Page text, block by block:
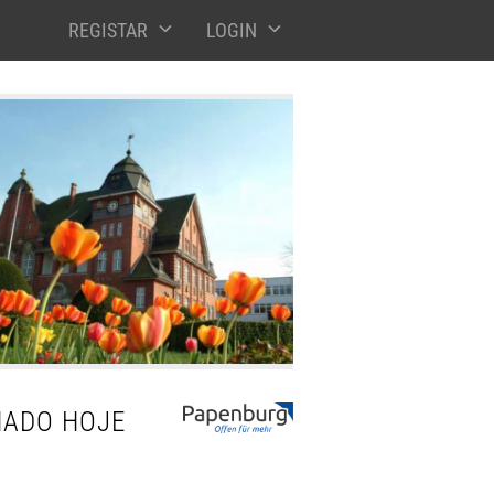
REGISTAR LOGIN
HOJE